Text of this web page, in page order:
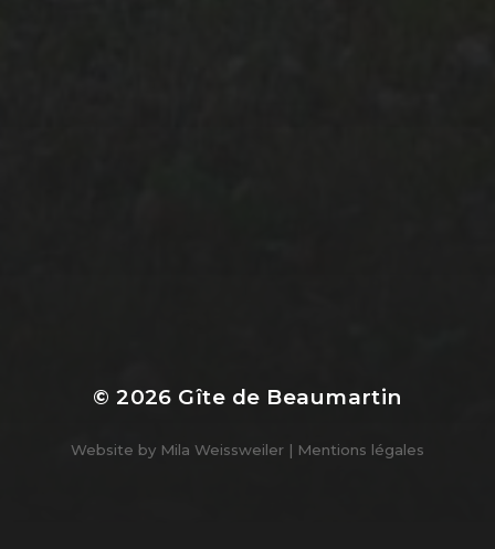
© 2026 Gîte de Beaumartin
Website by Mila Weissweiler | Mentions légales